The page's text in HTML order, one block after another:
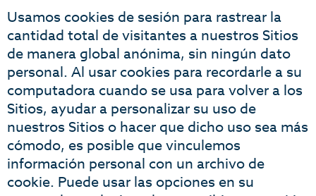
Usamos cookies de sesión para rastrear la
cantidad total de visitantes a nuestros Sitios
de manera global anónima, sin ningún dato
personal. Al usar cookies para recordarle a su
computadora cuando se usa para volver a los
Sitios, ayudar a personalizar su uso de
nuestros Sitios o hacer que dicho uso sea más
cómodo, es posible que vinculemos
información personal con un archivo de
cookie. Puede usar las opciones en su